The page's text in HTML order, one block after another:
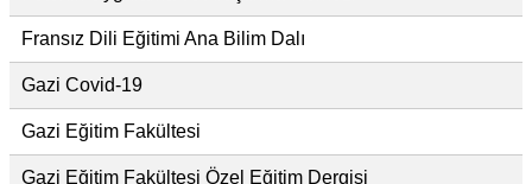
Fransız Dili Eğitimi Ana Bilim Dalı
Gazi Covid-19
Gazi Eğitim Fakültesi
Gazi Eğitim Fakültesi Özel Eğitim Dergisi